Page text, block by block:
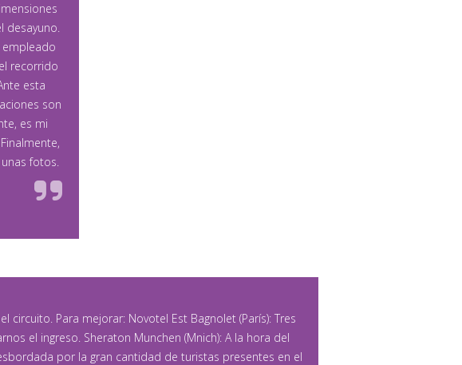
desayuno.
empleado
recorrido
esta
son
es mi
fotos.
circuito. Para mejorar: Novotel Est Bagnolet (París): Tres
el ingreso. Sheraton Munchen (Mnich): A la hora del
por la gran cantidad de turistas presentes en el